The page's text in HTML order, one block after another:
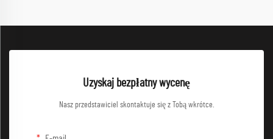
Uzyskaj bezpłatny wycenę
Nasz przedstawiciel skontaktuje się z Tobą wkrótce.